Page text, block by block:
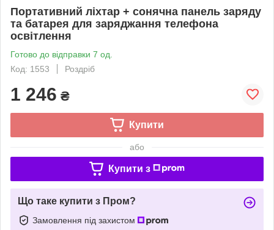
Портативний ліхтар + сонячна панель заряду
та батарея для заряджання телефона
освітлення
Готово до відправки 7 од.
Код: 1553
Роздріб
1 246 ₴
Купити
або
Купити з
Що таке купити з Пром?
Замовлення під захистом